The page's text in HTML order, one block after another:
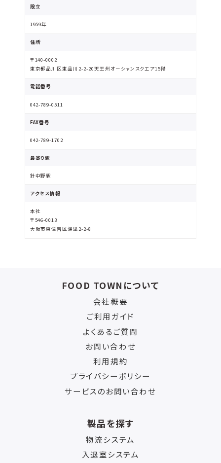
設立
1959年
住所
〒140-0002
東京都品川区東品川2-2-20天王州オーシャンスクエア15階
電話番号
042-789-0511
FAX番号
042-789-1702
最寄り駅
針中野駅
アクセス情報
本社
〒546-0013
大阪市東住吉区湯里2-2-8
FOOD TOWNについて
会社概要
ご利用ガイド
よくあるご質問
お問い合わせ
利用規約
プライバシーポリシー
サービスのお問い合わせ
製品を探す
物流システム
入退室システム